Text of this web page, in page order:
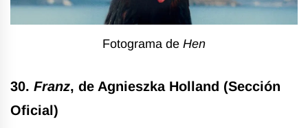
Fotograma de Hen
30. Franz, de Agnieszka Holland (Sección
Oficial)